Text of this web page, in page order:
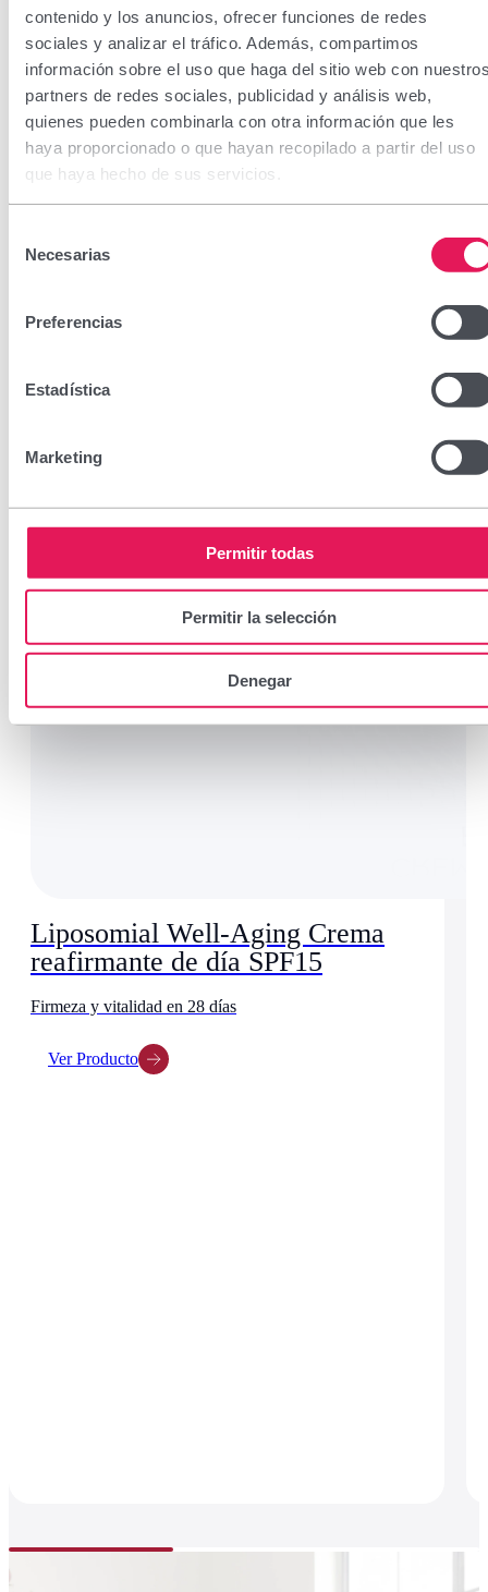
contenido y los anuncios, ofrecer funciones de redes
sociales y analizar el tráfico. Además, compartimos
información sobre el uso que haga del sitio web con
partners de redes sociales, publicidad y análisis web,
quienes pueden combinarla con otra información que les
haya proporcionado o que hayan recopilado a partir del uso
que haya hecho de sus servicios.
Necesarias
Preferencias
Estadística
Marketing
Permitir todas
Permitir la selección
Denegar
Liposomial Well-Aging Crema
reafirmante de día SPF15
Firmeza y vitalidad en 28 días
Ver Producto